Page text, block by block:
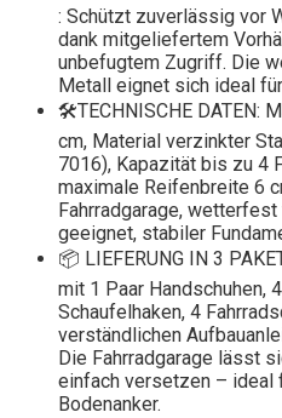
: Schützt zuverlässig vor
dank mitgeliefertem
unbefugtem Zugriff. Die
Metall eignet sich ideal
🛠️TECHNISCHE DATEN:
cm, Material verzinkter
7016), Kapazität bis zu 4
maximale Reifenbreite 6
Fahrradgarage,
geeignet, stabiler
📦 LIEFERUNG IN 3
mit 1 Paar Handschuhen,
Schaufelhaken, 4
verständlichen
Die Fahrradgarage lässt
einfach versetzen – ideal
Bodenanker.